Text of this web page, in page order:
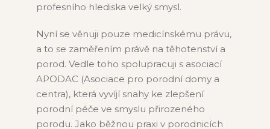
profesního hlediska velký smysl.
Nyní se věnuji pouze medicínskému právu,
a to se zaměřením právě na těhotenství a
porod. Vedle toho spolupracuji s asociací
APODAC (Asociace pro porodní domy a
centra), která vyvíjí snahy ke zlepšení
porodní péče ve smyslu přirozeného
porodu. Jako běžnou praxi v porodnicích